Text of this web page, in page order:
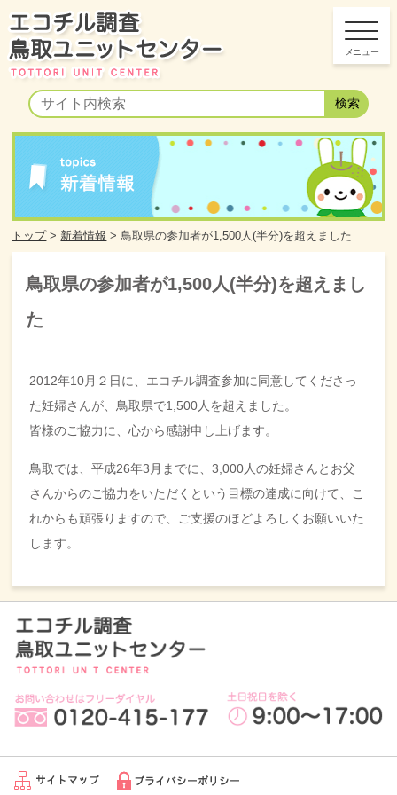
トップ> 新着情報 > 鳥取県の参加者が1,500人(半分)を超えました
鳥取県の参加者が1,500人(半分)を超えまし
た
2012年10月２日に、エコチル調査参加に同意してくださっ
た妊婦さんが、鳥取県で1,500人を超えました。
皆様のご協力に、心から感謝申し上げます。
鳥取では、平成26年3月までに、3,000人の妊婦さんとお父
さんからのご協力をいただくという目標の達成に向けて、こ
れからも頑張りますので、ご支援のほどよろしくお願いいた
します。